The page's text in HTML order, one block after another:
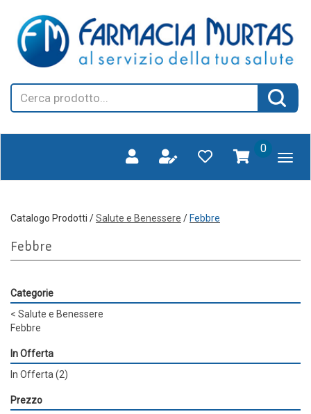
contenuto
principale
SCANO
Cerca
Prodotto
0prodotti
inseriti
Catalogo Prodotti /Salute e Benessere / Febbre
Febbre
Categorie
< Salute e Benessere
Febbre
In Offerta
In Offerta (2)
Prezzo